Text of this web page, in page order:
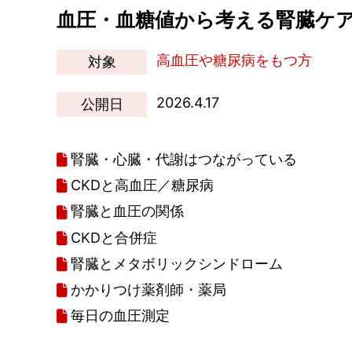
血圧・血糖値から考える腎臓ケ
対象 高血圧や糖尿病をもつ方
公開日 2026.4.17
腎臓・心臓・代謝はつながっている
CKDと高血圧／糖尿病
腎臓と血圧の関係
CKDと合併症
腎臓とメタボリックシンドローム
かかりつけ薬剤師・薬局
毎日の血圧測定